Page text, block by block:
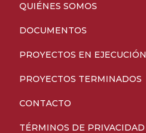
QUIÉNES SOMOS
DOCUMENTOS
PROYECTOS EN EJECUCIÓN
PROYECTOS TERMINADOS
CONTACTO
TÉRMINOS DE PRIVACIDAD